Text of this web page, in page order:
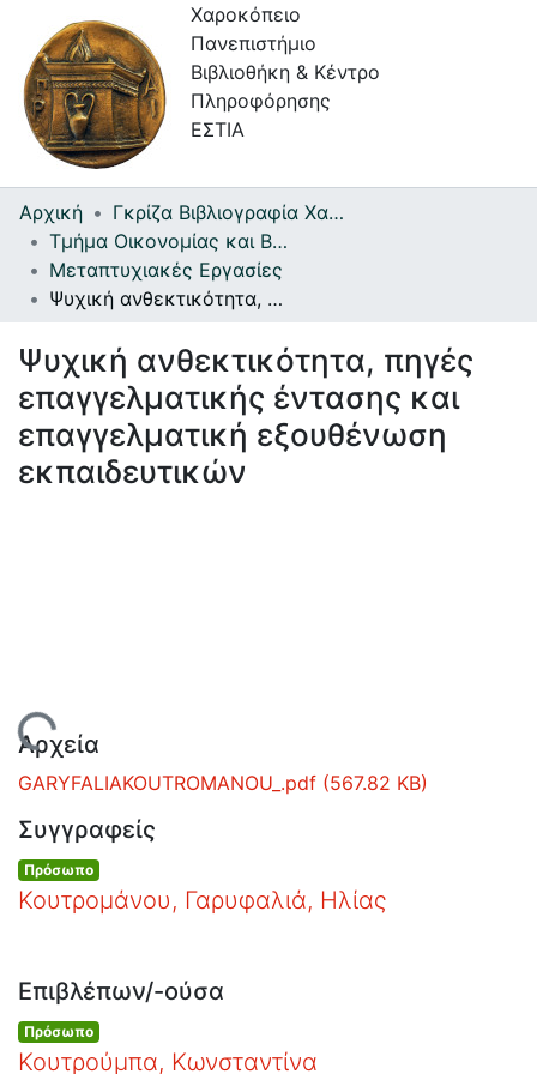
Χαροκόπειο
Πανεπιστήμιο
Βιβλιοθήκη & Κέντρο
Πληροφόρησης
ΕΣΤΙΑ
Συλλογές
Πλοήγηση στην Εστία
Πληροφορίες
Επικοινωνία
Υπηρεσίες
Αρχική
Γκρίζα Βιβλιογραφία Χαροκοπείου Πανεπιστημίου
Τμήμα Οικονομίας και Βιώσιμης Ανάπτυξης
Μεταπτυχιακές Εργασίες
Ψυχική ανθεκτικότητα, πηγές επαγγελματικής έντασης και επαγγελματική εξουθένωση εκπαιδευτικών
Ψυχική ανθεκτικότητα, πηγές
επαγγελματικής έντασης και
επαγγελματική εξουθένωση
εκπαιδευτικών
Φόρτωση...
Αρχεία
GARYFALIAKOUTROMANOU_.pdf (567.82 KB)
Συγγραφείς
Πρόσωπο
Κουτρομάνου, Γαρυφαλιά, Ηλίας
Επιβλέπων/-ούσα
Πρόσωπο
Κουτρούμπα, Κωνσταντίνα